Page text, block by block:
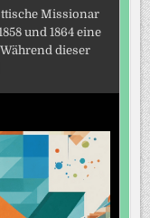
Missionar
und 1864 eine
dieser